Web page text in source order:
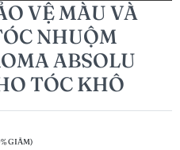
VỆ MÀU VÀ
NHUỘM
ABSOLU
TÓC KHÔ
GIẢM)